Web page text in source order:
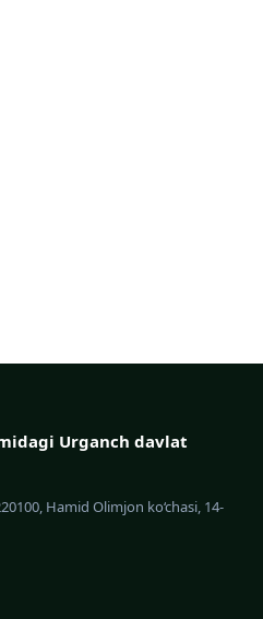
Urganch davlat
Hamid Olimjon ko‘chasi, 14-